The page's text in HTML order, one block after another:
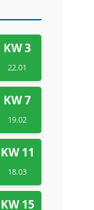
KW 3
22.01
KW 7
19.02
KW 11
18.03
KW 15